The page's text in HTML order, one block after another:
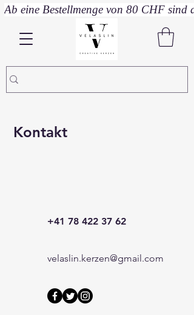
Ab eine Bestellmenge von 80 CHF sind
Kontakt
+41 78 422 37 62
velaslin.kerzen@gmail.com